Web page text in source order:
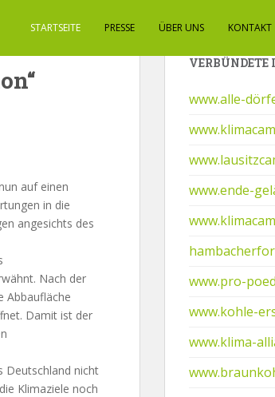
STARTSEITE PRESSE ÜBER UNS KONTAKT
auf einen
in die
angesichts des
Nach der
Abbaufläche
Damit ist der
Deutschland nicht
Klimaziele noch
VERBÜNDETE
www.alle-
www.ende-
www.pro-
www.kohle-
www.klima-